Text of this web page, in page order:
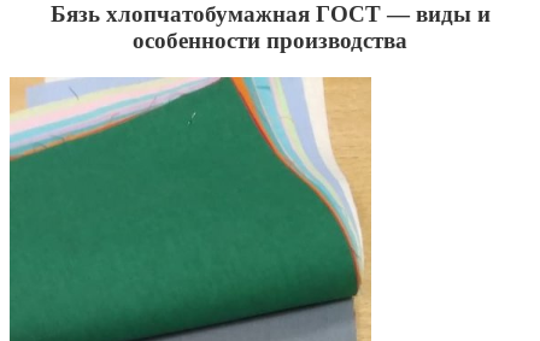
Бязь хлопчатобумажная ГОСТ — виды и
особенности производства